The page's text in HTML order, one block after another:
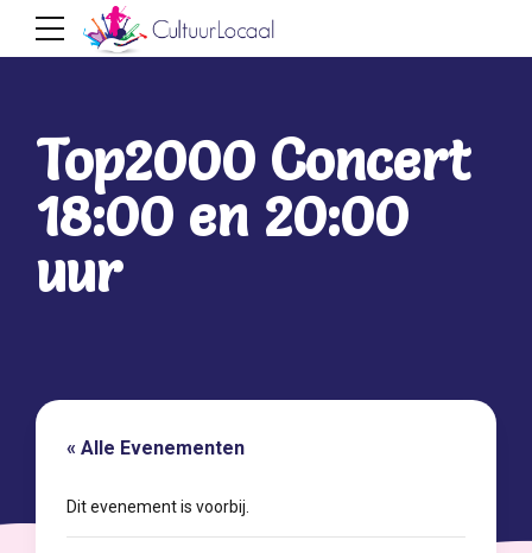
Top2000 Concert
18:00 en 20:00
uur
« Alle Evenementen
Dit evenement is voorbij.